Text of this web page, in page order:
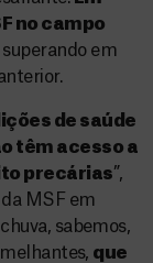
no campo
superando em
de saúde
têm acesso a
precárias”,
MSF em
sabemos,
que